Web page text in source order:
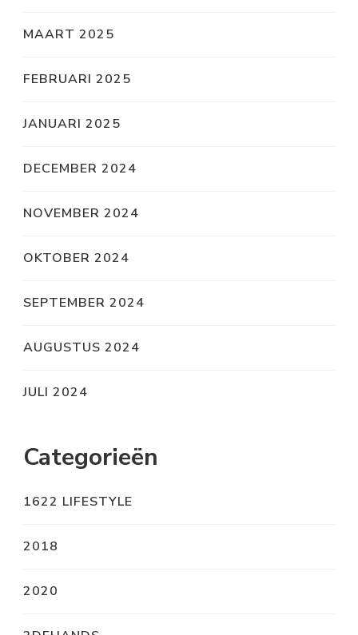
MAART 2025
FEBRUARI 2025
JANUARI 2025
DECEMBER 2024
NOVEMBER 2024
OKTOBER 2024
SEPTEMBER 2024
AUGUSTUS 2024
JULI 2024
Categorieën
1622 LIFESTYLE
2018
2020